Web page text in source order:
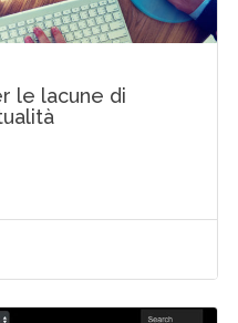
le lacune di